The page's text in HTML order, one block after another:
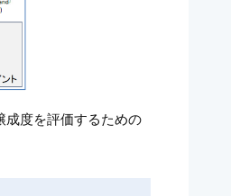
成度を評価するための